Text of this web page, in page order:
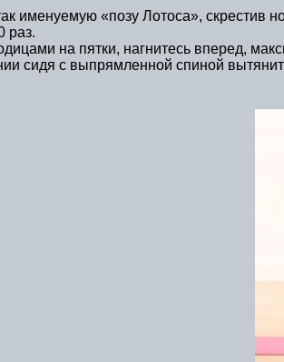
именуемую «позу Лотоса», скрестив
раз.
на пятки, нагнитесь вперед,
сидя с выпрямленной спиной